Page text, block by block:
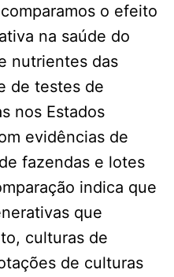
o efeito
na saúde do
nutrientes das
de testes de
nos Estados
evidências de
fazendas e lotes
indica que
que
culturas de
de culturas